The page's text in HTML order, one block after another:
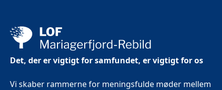
Det, der er vigtigt for samfundet, er vigtigt for os
Vi skaber rammerne for meningsfulde møder mellem